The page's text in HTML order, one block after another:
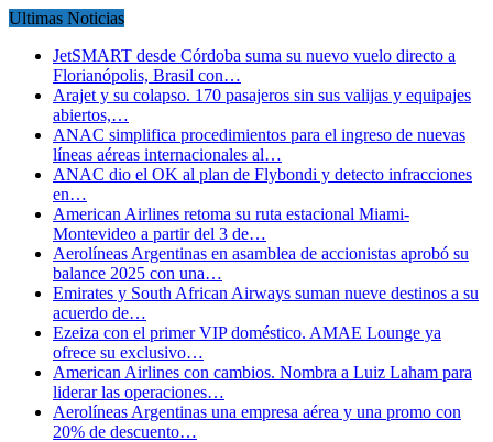
Ultimas Noticias
JetSMART desde Córdoba suma su nuevo vuelo directo a
Florianópolis, Brasil con…
Arajet y su colapso. 170 pasajeros sin sus valijas y equipajes
abiertos,…
ANAC simplifica procedimientos para el ingreso de nuevas
líneas aéreas internacionales al…
ANAC dio el OK al plan de Flybondi y detecto infracciones
en…
American Airlines retoma su ruta estacional Miami-
Montevideo a partir del 3 de…
Aerolíneas Argentinas en asamblea de accionistas aprobó su
balance 2025 con una…
Emirates y South African Airways suman nueve destinos a su
acuerdo de…
Ezeiza con el primer VIP doméstico. AMAE Lounge ya
ofrece su exclusivo…
American Airlines con cambios. Nombra a Luiz Laham para
liderar las operaciones…
Aerolíneas Argentinas una empresa aérea y una promo con
20% de descuento…